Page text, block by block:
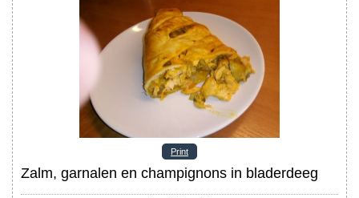
Print
Zalm, garnalen en champignons in bladerdeeg